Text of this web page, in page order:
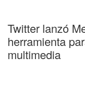
Twitter lanzó
herramienta
multimedia